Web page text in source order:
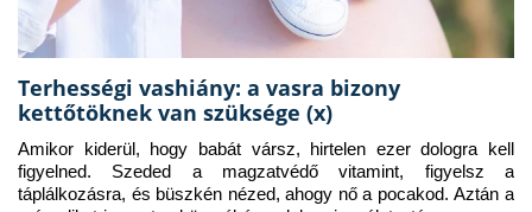
Terhességi vashiány: a vasra bizony
kettőtöknek van szüksége (x)
Amikor kiderül, hogy babát vársz, hirtelen ezer dologra kell
figyelned. Szeded a magzatvédő vitamint, figyelsz a
táplálkozásra, és büszkén nézed, ahogy nő a pocakod. Aztán a